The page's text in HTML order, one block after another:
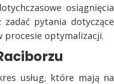
osiągnięcia
pytania dotyczące
procesie optymalizacji.
usług, które mają na